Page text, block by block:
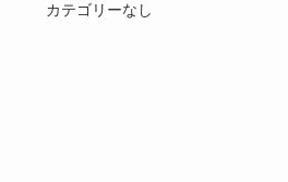
カテゴリーなし